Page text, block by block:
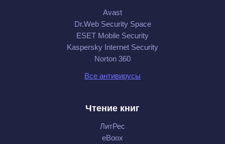
Avast
Dr.Web Security Space
ESET Mobile Security
Kaspersky Internet Security
Norton 360
Все антивирусы
Чтение книг
ЛитРес
eBoox